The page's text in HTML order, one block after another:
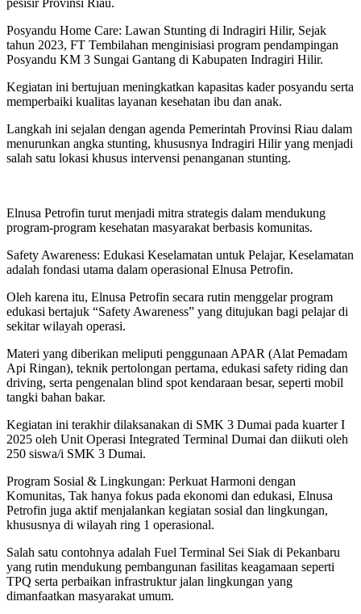
Posyandu Home Care: Lawan Stunting di Indragiri Hilir, Sejak
tahun 2023, FT Tembilahan menginisiasi program pendampingan
Posyandu KM 3 Sungai Gantang di Kabupaten Indragiri Hilir.
Kegiatan ini bertujuan meningkatkan kapasitas kader posyandu serta
memperbaiki kualitas layanan kesehatan ibu dan anak.
Langkah ini sejalan dengan agenda Pemerintah Provinsi Riau dalam
menurunkan angka stunting, khususnya Indragiri Hilir yang menjadi
salah satu lokasi khusus intervensi penanganan stunting.
Elnusa Petrofin turut menjadi mitra strategis dalam mendukung
program-program kesehatan masyarakat berbasis komunitas.
Safety Awareness: Edukasi Keselamatan untuk Pelajar, Keselamatan
adalah fondasi utama dalam operasional Elnusa Petrofin.
Oleh karena itu, Elnusa Petrofin secara rutin menggelar program
edukasi bertajuk “Safety Awareness” yang ditujukan bagi pelajar di
sekitar wilayah operasi.
Materi yang diberikan meliputi penggunaan APAR (Alat Pemadam
Api Ringan), teknik pertolongan pertama, edukasi safety riding dan
driving, serta pengenalan blind spot kendaraan besar, seperti mobil
tangki bahan bakar.
Kegiatan ini terakhir dilaksanakan di SMK 3 Dumai pada kuarter I
2025 oleh Unit Operasi Integrated Terminal Dumai dan diikuti oleh
250 siswa/i SMK 3 Dumai.
Program Sosial & Lingkungan: Perkuat Harmoni dengan
Komunitas, Tak hanya fokus pada ekonomi dan edukasi, Elnusa
Petrofin juga aktif menjalankan kegiatan sosial dan lingkungan,
khususnya di wilayah ring 1 operasional.
Salah satu contohnya adalah Fuel Terminal Sei Siak di Pekanbaru
yang rutin mendukung pembangunan fasilitas keagamaan seperti
TPQ serta perbaikan infrastruktur jalan lingkungan yang
dimanfaatkan masyarakat umum.